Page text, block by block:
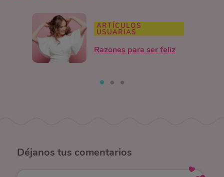
ARTÍCULOS
USUARIAS
Razones para ser feliz
Déjanos tus comentarios